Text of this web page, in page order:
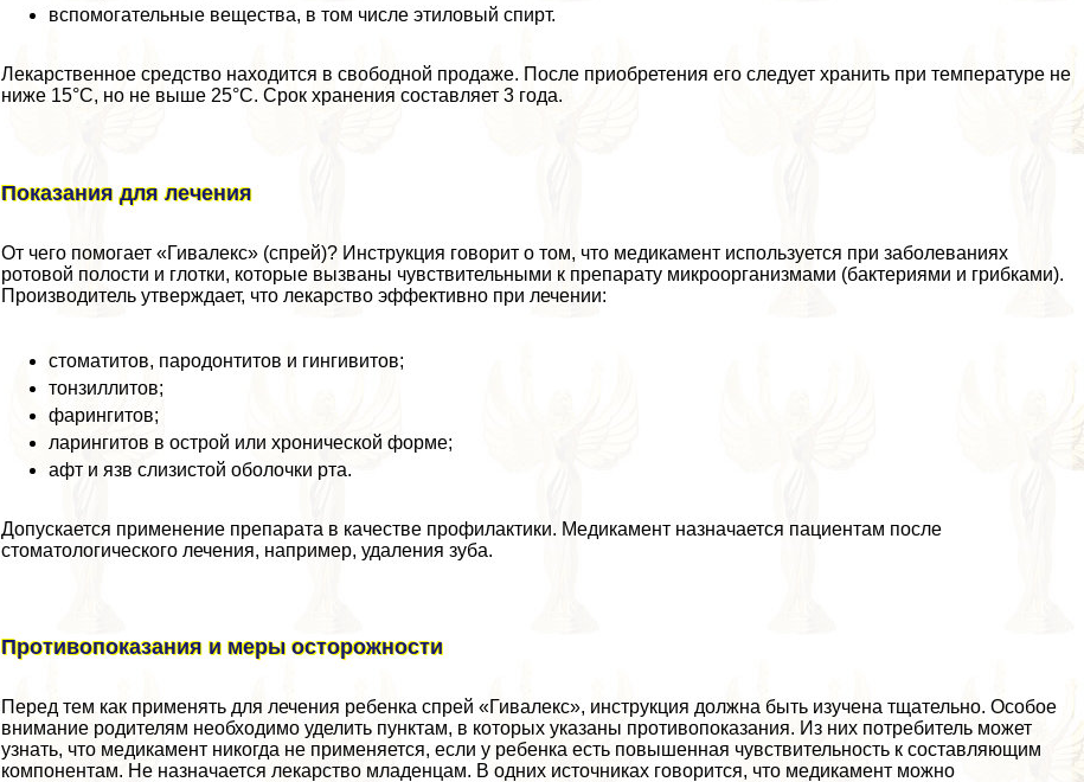
вспомогательные вещества, в том числе этиловый спирт.
Лекарственное средство находится в свободной продаже. После приобретения его следует хранить при температуре не
ниже 15°С, но не выше 25°С. Срок хранения составляет 3 года.
Показания для лечения
От чего помогает «Гивалекс» (спрей)? Инструкция говорит о том, что медикамент используется при заболеваниях
ротовой полости и глотки, которые вызваны чувствительными к препарату микроорганизмами (бактериями и грибками).
Производитель утверждает, что лекарство эффективно при лечении:
стоматитов, пародонтитов и гингивитов;
тонзиллитов;
фарингитов;
ларингитов в острой или хронической форме;
афт и язв слизистой оболочки рта.
Допускается применение препарата в качестве профилактики. Медикамент назначается пациентам после
стоматологического лечения, например, удаления зуба.
Противопоказания и меры осторожности
Перед тем как применять для лечения ребенка спрей «Гивалекс», инструкция должна быть изучена тщательно. Особое
внимание родителям необходимо уделить пунктам, в которых указаны противопоказания. Из них потребитель может
узнать, что медикамент никогда не применяется, если у ребенка есть повышенная чувствительность к составляющим
компонентам. Не назначается лекарство младенцам. В одних источниках говорится, что медикамент можно